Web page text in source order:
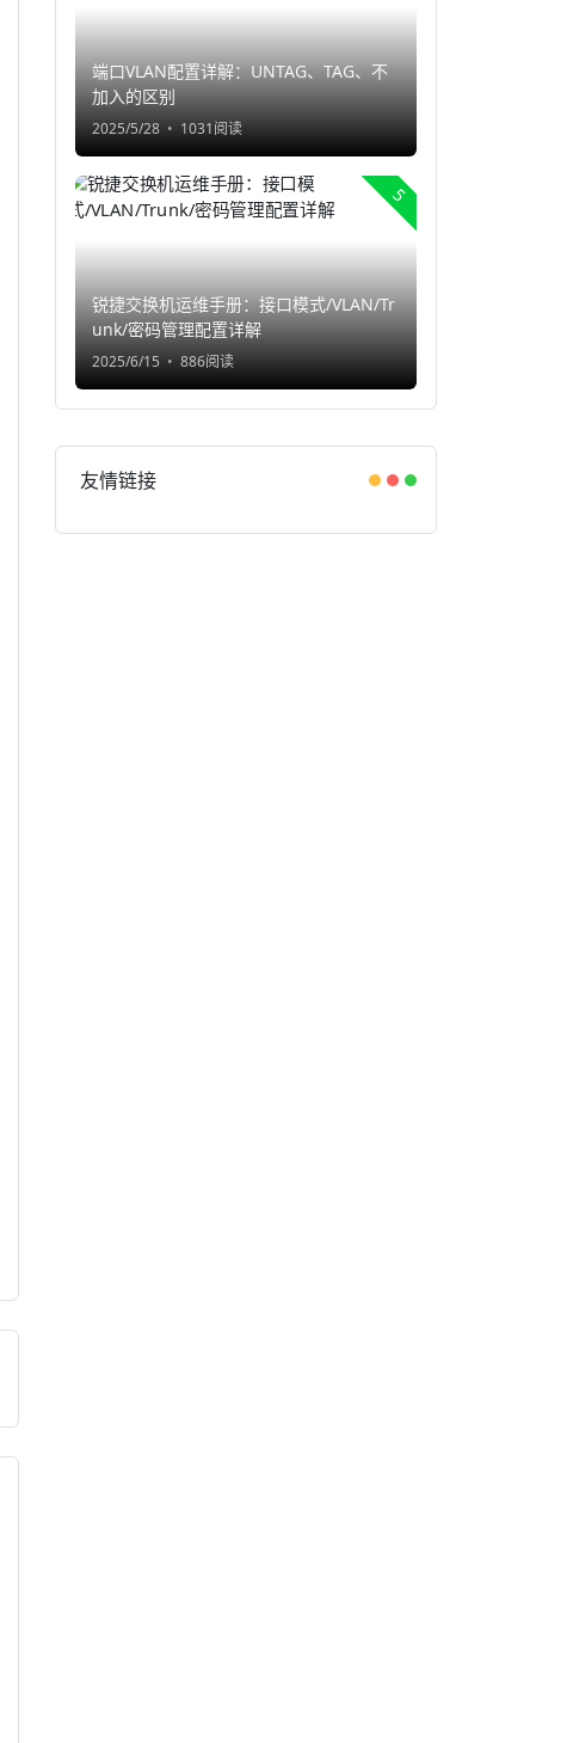
端口VLAN配置详解：UNTAG、TAG、不
加入的区别
2025/5/28 1031阅读
5
锐捷交换机运维手册：接口模式/VLAN/Tr
unk/密码管理配置详解
2025/6/15 886阅读
友情链接